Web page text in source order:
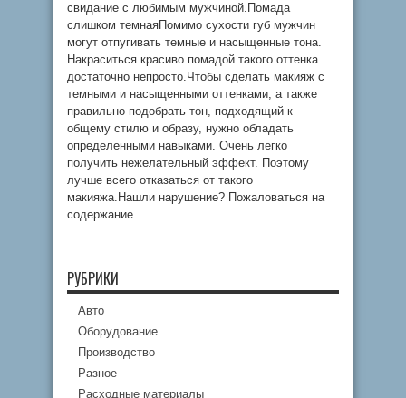
свидание с любимым мужчиной.Помада
слишком темнаяПомимо сухости губ мужчин
могут отпугивать темные и насыщенные тона.
Накраситься красиво помадой такого оттенка
достаточно непросто.Чтобы сделать макияж с
темными и насыщенными оттенками, а также
правильно подобрать тон, подходящий к
общему стилю и образу, нужно обладать
определенными навыками. Очень легко
получить нежелательный эффект. Поэтому
лучше всего отказаться от такого
макияжа.Нашли нарушение? Пожаловаться на
содержание
РУБРИКИ
Авто
Оборудование
Производство
Разное
Расходные материалы